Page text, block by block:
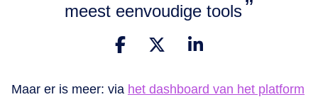
meest eenvoudige tools
Maar er is meer: via het dashboard van het platform